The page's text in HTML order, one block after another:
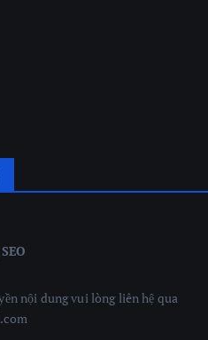
nội dung vui lòng liên hệ qua